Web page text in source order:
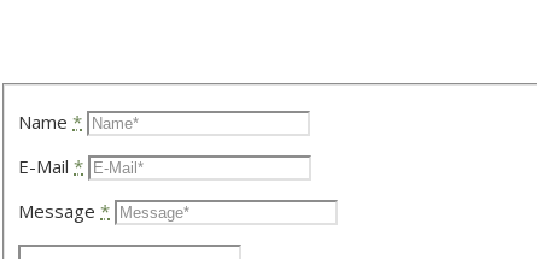
Name*
E-Mail*
Message*